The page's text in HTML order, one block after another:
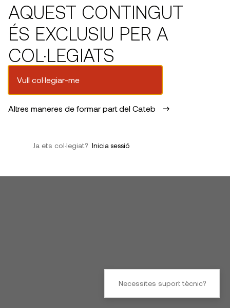
AQUEST CONTINGUT
ÉS EXCLUSIU PER A
COL·LEGIATS
Vull col·legiar-me
Altres maneres de formar part del Cateb
Ja ets col·legiat? Inicia sessió
Necessites suport tècnic?